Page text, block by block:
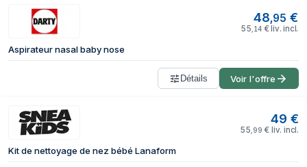
48,95 €
55 14 € liv. incl.
Aspirateur nasal baby nose
Détails Voir l'offre
49 €
55 99 € liv. incl.
Kit de nettoyage de nez bébé Lanaform